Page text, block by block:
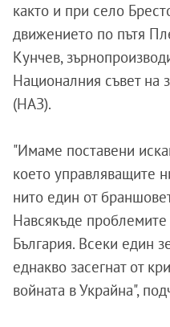
както и при село
движението по пътя
Кунчев,
Националния съвет на
(НАЗ).
"Имаме поставени
което управляващите
нито един от
Навсякъде проблемите
България. Всеки един
еднакво засегнат от
войната в Украйна",